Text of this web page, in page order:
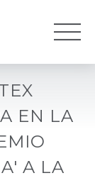
EN LA
A LA